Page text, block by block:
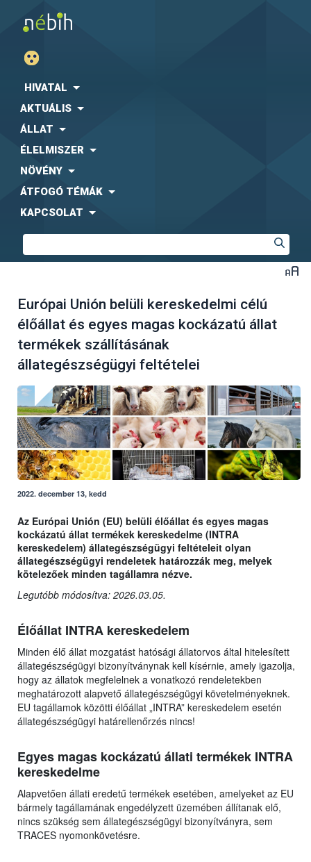
HIVATAL
AKTUÁLIS
ÁLLAT
ÉLELMISZER
NÖVÉNY
ÁTFOGÓ TÉMÁK
KAPCSOLAT
Európai Unión belüli kereskedelmi célú
élőállat és egyes magas kockázatú állat
termékek szállításának
állategészségügyi feltételei
2022. december 13, kedd
Az Európai Unión (EU) belüli élőállat és egyes magas
kockázatú állat termékek kereskedelme (INTRA
kereskedelem) állategészségügyi feltételeit olyan
állategészségügyi rendeletek határozzák meg, melyek
kötelezőek minden tagállamra nézve.
Legutóbb módosítva: 2026.03.05.
Élőállat INTRA kereskedelem
Minden élő állat mozgatást hatósági állatorvos által hitelesített
állategészségügyi bizonyítványnak kell kísérnie, amely igazolja,
hogy az állatok megfelelnek a vonatkozó rendeletekben
meghatározott alapvető állategészségügyi követelményeknek.
EU tagállamok közötti élőállat „INTRA” kereskedelem esetén
állategészségügyi határellenőrzés nincs!
Egyes magas kockázatú állati termékek INTRA
kereskedelme
Alapvetően állati eredetű termékek esetében, amelyeket az EU
bármely tagállamának engedélyzett üzemében állítanak elő,
nincs szükség sem állategészségügyi bizonyítványra, sem
TRACES nyomonkövetésre.